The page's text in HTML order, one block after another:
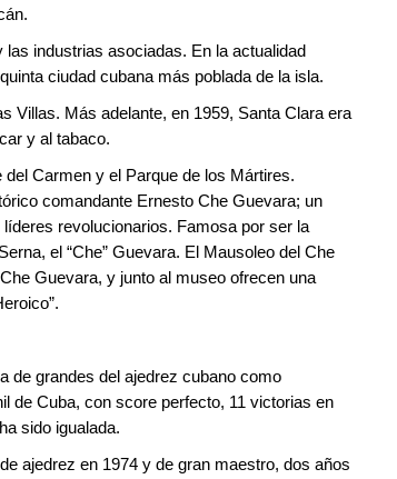
industrias asociadas. En la actualidad
ciudad cubana más poblada de la isla.
Villas. Más adelante, en 1959, Santa Clara era
y al tabaco.
Carmen y el Parque de los Mártires.
comandante Ernesto Che Guevara; un
revolucionarios. Famosa por ser la
el “Che” Guevara. El Mausoleo del Che
Guevara, y junto al museo ofrecen una
de grandes del ajedrez cubano como
de Cuba, con score perfecto, 11 victorias en
sido igualada.
ajedrez en 1974 y de gran maestro, dos años